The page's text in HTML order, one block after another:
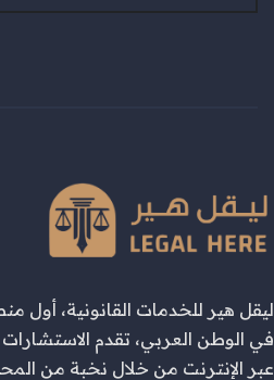
ليقل هير للخدمات القانونية، أول
في الوطن العربي، تقدم الاستشارات
عبر الإنترنت من خلال نخبة من